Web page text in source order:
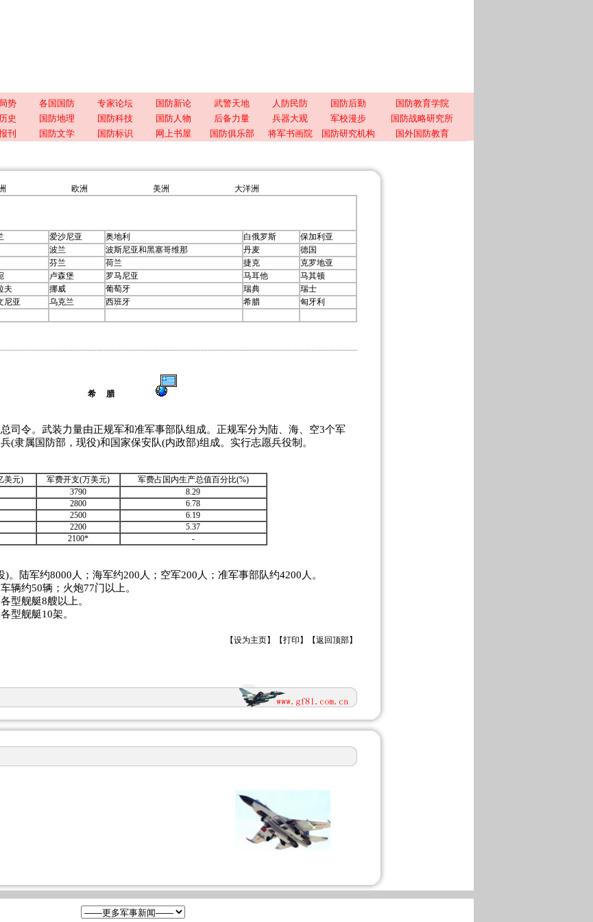
势 各国国防 专家论坛 国防新论 武警天地 人防民防 国防后勤
国防教育学院
史 国防地理 国防科技 国防人物 后备力量 兵器大观 军校漫步
国防战略研究所
刊 国防文学 国防标识 网上书屋 国防俱乐部 将军书画院 国防研究机构 国外国防教育
欧洲 美洲 大洋洲
爱沙尼亚 奥地利 白俄罗斯
保加利亚
波兰 波斯尼亚和黑塞哥维那 丹麦
德国
芬兰 荷兰 捷克
克罗地亚
卢森堡 罗马尼亚 马耳他
马其顿
夫 挪威 葡萄牙 瑞典
瑞士
尼亚 乌克兰 西班牙 希腊
匈牙利
希 腊
令。武装力量由正规军和准军事部队组成。正规军分为陆、海、空3个军
(隶属国防部，现役)和国家保安队(内政部)组成。实行志愿兵役制。
美元) 军费开支(万美元)
军费占国内生产总值百分比(%)
3790
8.29
2800
6.78
2500
6.19
2200
5.37
2100* -
)。陆军约8000人；海军约200人；空军200人；准军事部队约4200人。
辆约50辆；火炮77门以上。
型舰艇8艘以上。
型舰艇10架。
【设为主页】【打印 】【返回顶部】